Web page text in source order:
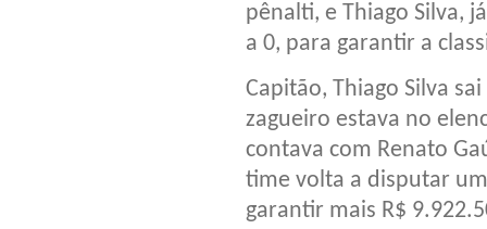
pênalti, e Thiago Silva,
a 0, para garantir a
Capitão, Thiago Silva
zagueiro estava no
contava com Renato
time volta a disputar
garantir mais R$